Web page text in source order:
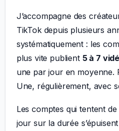
J’accompagne des
TikTok depuis plusieurs
systématiquement : les
plus vite publient 5 à 7
une par jour en moyenne.
Une, régulièrement, avec
Les comptes qui tentent
jour sur la durée